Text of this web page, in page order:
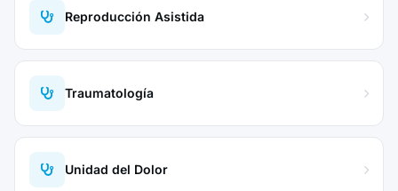
Reproducción Asistida
Traumatología
Unidad del Dolor